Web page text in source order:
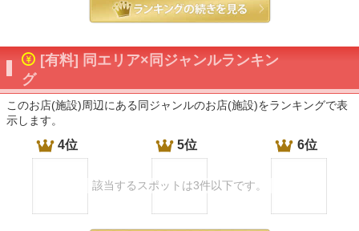
[有料] 同エリア×同ジャンルランキン
グ
このお店(施設)周辺にある同ジャンルのお店(施設)をランキングで表
示します。
4位 5位 6位
該当するスポットは3件以下です。